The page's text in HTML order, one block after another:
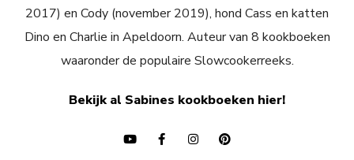
2017) en Cody (november 2019), hond Cass en katten
Dino en Charlie in Apeldoorn. Auteur van 8 kookboeken
waaronder de populaire Slowcookerreeks.
Bekijk al Sabines kookboeken hier!